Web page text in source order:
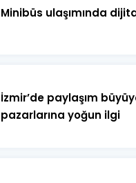
Minibüs ulaşımında
İzmir’de paylaşım
pazarlarına yoğun ilgi